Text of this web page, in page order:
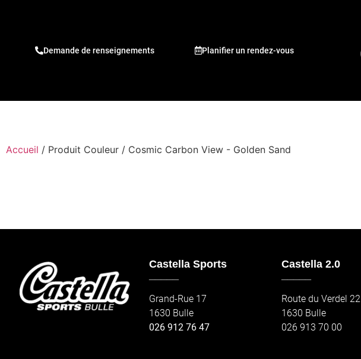
Demande de renseignements Planifier un rendez-vous
Accueil / Produit Couleur / Cosmic Carbon View - Golden Sand
Castella Sports
Grand-Rue 17
1630 Bulle
026 912 76 47
Castella 2.0
Route du Verdel 22
1630 Bulle
026 913 70 00